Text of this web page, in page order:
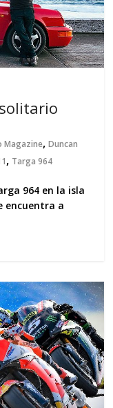
Magazine,Duncan
, Targa 964
964 en la isla
encuentra a